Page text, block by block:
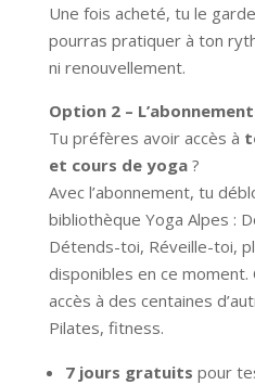
Une fois acheté, tu le
pourras pratiquer à ton
ni renouvellement.
Option 2 –
Tu préfères avoir accès à
et cours de yoga?
Avec l’abonnement, tu
bibliothèque Yoga Alpes :
Détends-toi, Réveille-toi,
disponibles en ce
accès à des centaines
Pilates, fitness.
7 jours gratuits pour